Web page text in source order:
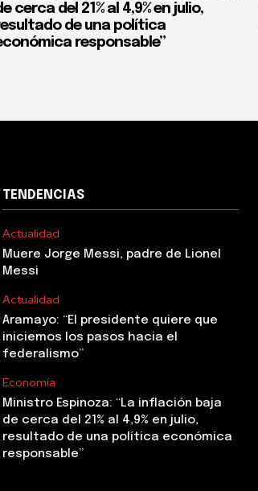
cerca del 21% al 4,9% en julio,
de una política
responsable”
TENDENCIAS
Actualidad
Muere Jorge Messi, padre de Lionel
Messi
Actualidad
Aramayo: “El presidente quiere que
iniciemos los pasos hacia el
federalismo”
Economía
Ministro Espinoza: “La inflación baja
de cerca del 21% al 4,9% en julio,
resultado de una política económica
responsable”